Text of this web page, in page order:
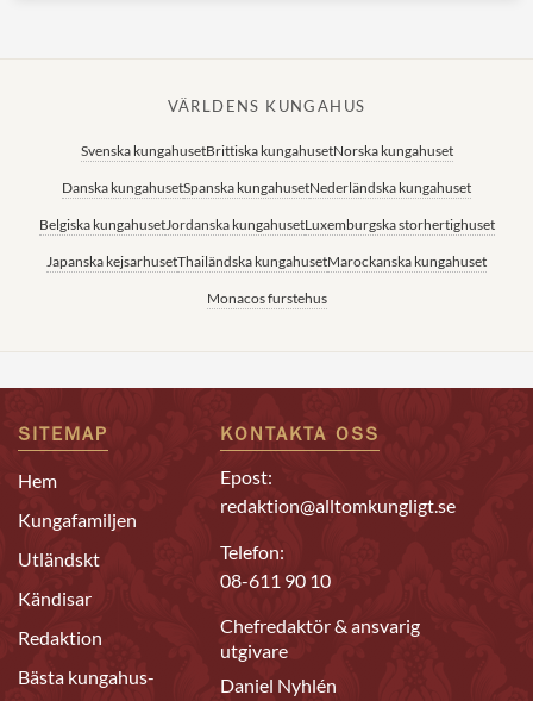
VÄRLDENS KUNGAHUS
Svenska kungahusetBrittiska kungahusetNorska kungahuset
Danska kungahusetSpanska kungahusetNederländska kungahuset
Belgiska kungahusetJordanska kungahusetLuxemburgska storhertighuset
Japanska kejsarhusetThailändska kungahusetMarockanska kungahuset
Monacos furstehus
SITEMAP
Hem
Kungafamiljen
Utländskt
Kändisar
Redaktion
Bästa kungahus-
KONTAKTA OSS
Epost:
redaktion@alltomkungligt.se
Telefon:
08-611 90 10
Chefredaktör & ansvarig
utgivare
Daniel Nyhlén